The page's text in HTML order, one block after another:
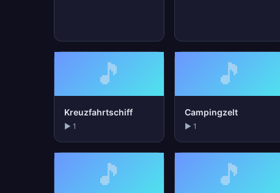
🎵
Kreuzfahrtschiff
▶ 1
🎵
Campingzelt
▶ 1
🎵 🎵